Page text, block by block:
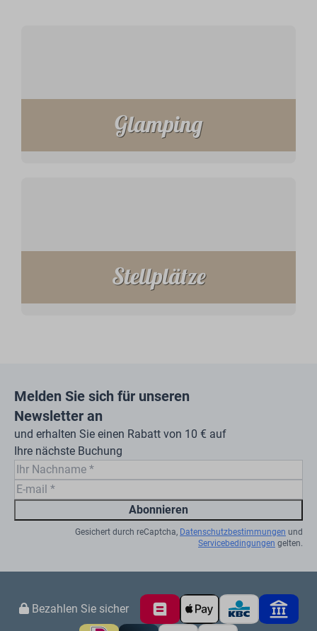
Glamping
Stellplätze
Melden Sie sich für unseren
Newsletter an
und erhalten Sie einen Rabatt von 10 € auf
Ihre nächste Buchung
Abonnieren
Gesichert durch reCaptcha, Datenschutzbestimmungen und
Servicebedingungen gelten.
Bezahlen Sie sicher